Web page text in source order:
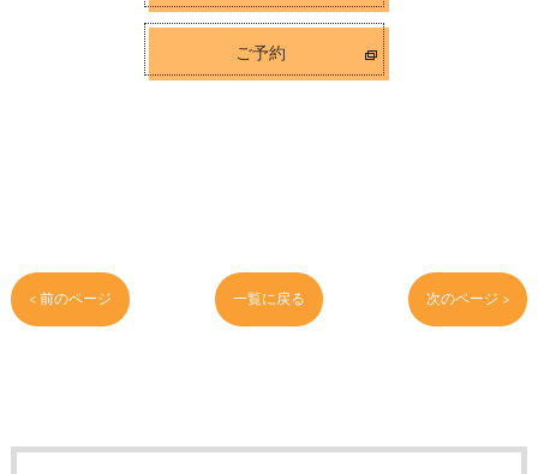
ご予約
< 前のページ 一覧に戻る 次のページ >